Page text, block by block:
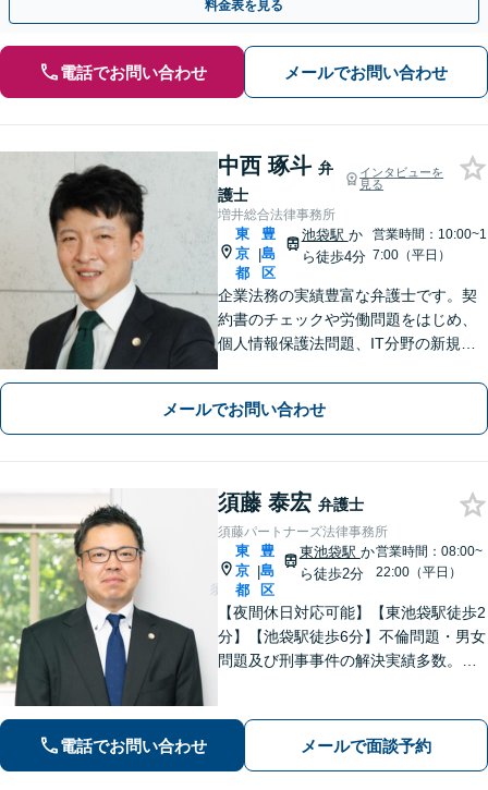
料金表を見る
電話でお問い合わせ メールでお問い合わせ
中西 琢斗 弁
護士
インタビューを
見る
増井総合法律事務所
東
京
都
|
豊
島
区
池袋駅 か
ら徒歩4分
営業時間：10:00~1
7:00（平日）
企業法務の実績豊富な弁護士です。契
約書のチェックや労働問題をはじめ、
個人情報保護法問題、IT分野の新規サ
対応を心がけております【池袋4分】
【Web相談可】
メールでお問い合わせ
須藤 泰宏 弁護士
須藤パートナーズ法律事務所
東
京
都
|
豊
島
区
東池袋駅 か
ら徒歩2分
営業時間：08:00~
22:00（平日）
【夜間休日対応可能】【東池袋駅徒歩2
分】【池袋駅徒歩6分】不倫問題・男女
問題及び刑事事件の解決実績多数。
電話でお問い合わせ メールで面談予約